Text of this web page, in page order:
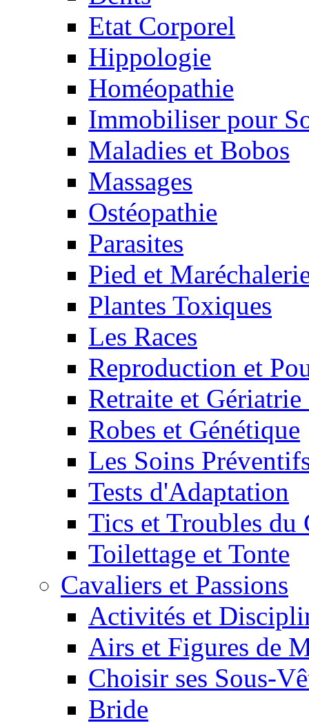
Etat Corporel
Hippologie
Homéopathie
Immobiliser pour
Maladies et Bobos
Massages
Ostéopathie
Parasites
Pied et
Plantes Toxiques
Les Races
Reproduction et
Retraite et
Robes et Génétique
Les Soins
Tests d'Adaptation
Tics et Troubles du
Toilettage et Tonte
Cavaliers et Passions
Activités et
Airs et Figures de
Choisir ses Sous-
Bride